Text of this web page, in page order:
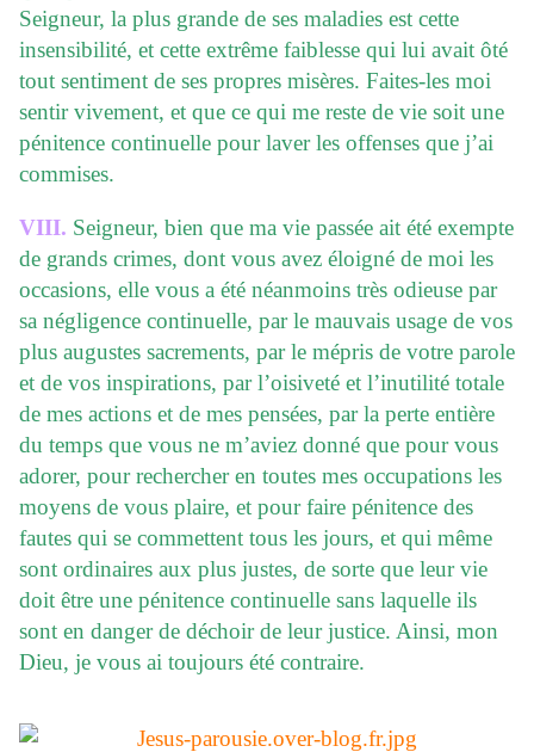
Seigneur, la plus grande de ses maladies est cette
insensibilité, et cette extrême faiblesse qui lui avait ôté
tout sentiment de ses propres misères. Faites-les moi
sentir vivement, et que ce qui me reste de vie soit une
pénitence continuelle pour laver les offenses que j’ai
commises.
VIII. Seigneur, bien que ma vie passée ait été exempte
de grands crimes, dont vous avez éloigné de moi les
occasions, elle vous a été néanmoins très odieuse par
sa négligence continuelle, par le mauvais usage de vos
plus augustes sacrements, par le mépris de votre parole
et de vos inspirations, par l’oisiveté et l’inutilité totale
de mes actions et de mes pensées, par la perte entière
du temps que vous ne m’aviez donné que pour vous
adorer, pour rechercher en toutes mes occupations les
moyens de vous plaire, et pour faire pénitence des
fautes qui se commettent tous les jours, et qui même
sont ordinaires aux plus justes, de sorte que leur vie
doit être une pénitence continuelle sans laquelle ils
sont en danger de déchoir de leur justice. Ainsi, mon
Dieu, je vous ai toujours été contraire.